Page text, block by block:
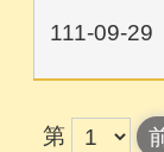
111-09-29
第